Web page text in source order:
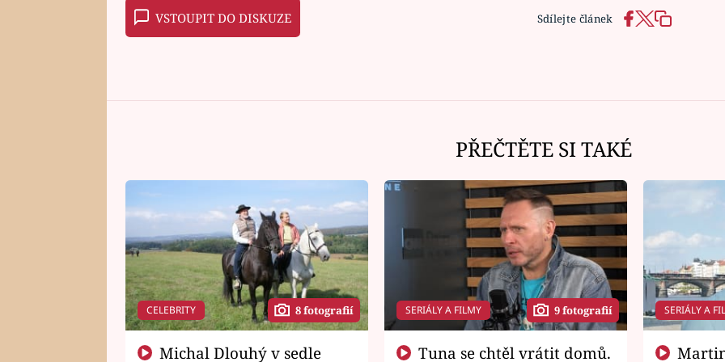
VSTOUPIT DO DISKUZE Sdílejte článek
PŘEČTĚTE SI TAKÉ
CELEBRITY 8 fotografií SERIÁLY A FILMY 9 fotografií SERIÁLY A